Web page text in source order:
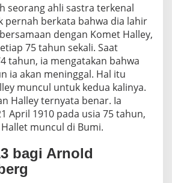
seorang ahli sastra terkenal
pernah berkata bahwa dia lahir
dengan Komet Halley,
75 tahun sekali. Saat
tahun, ia mengatakan bahwa
ia akan meninggal. Hal itu
muncul untuk kedua kalinya.
Halley ternyata benar. Ia
April 1910 pada usia 75 tahun,
muncul di Bumi.
bagi Arnold